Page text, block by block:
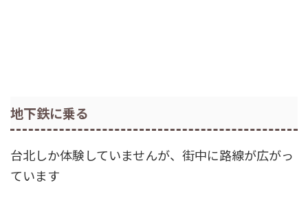
地下鉄に乗る
台北しか体験していませんが、街中に路線が広がっ
ています